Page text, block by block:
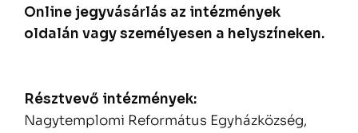
Online jegyvásárlás az intézmények
oldalán vagy személyesen a helyszíneken.
Résztvevő intézmények:
Nagytemplomi Református Egyházközség,